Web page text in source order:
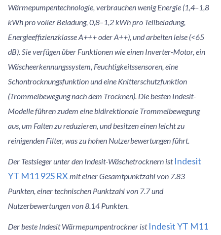
Wärmepumpentechnologie, verbrauchen wenig Energie (1,4–1,8
kWh pro voller Beladung, 0,8–1,2 kWh pro Teilbeladung,
Energieeffizienzklasse A+++ oder A++), und arbeiten leise (<65
dB). Sie verfügen über Funktionen wie einen Inverter-Motor, ein
Wäscheerkennungssystem, Feuchtigkeitssensoren, eine
Schontrocknungsfunktion und eine Knitterschutzfunktion
(Trommelbewegung nach dem Trocknen). Die besten Indesit-
Modelle führen zudem eine bidirektionale Trommelbewegung
aus, um Falten zu reduzieren, und besitzen einen leicht zu
reinigenden Filter, was zu hohen Nutzerbewertungen führt.
Der Testsieger unter den Indesit-Wäschetrocknern ist Indesit
YT M11 92S RX mit einer Gesamtpunktzahl von 7.83
Punkten, einer technischen Punktzahl von 7.7 und
Nutzerbewertungen von 8.14 Punkten.
Der beste Indesit Wärmepumpentrockner ist Indesit YT M11